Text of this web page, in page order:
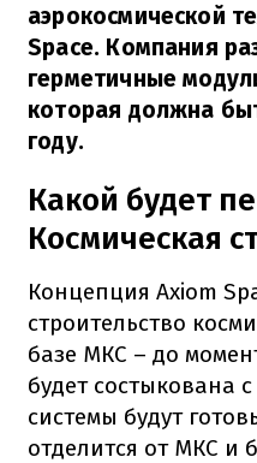
аэрокосмической
Space. Компания
герметичные
которая должна
году.
Какой будет
Космическая
Концепция Axiom
строительство
базе МКС – до
будет состыкована
системы будут
отделится от МКС и